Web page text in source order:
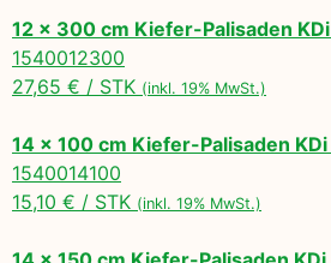
12 x 300 cm Kiefer-Palisaden KDi
1540012300
27,65 € / STK (inkl. 19% MwSt.)
14 x 100 cm Kiefer-Palisaden KDi
1540014100
15,10 € / STK (inkl. 19% MwSt.)